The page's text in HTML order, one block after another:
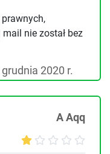
prawnych,
nie został bez
grudnia 2020 r.
A Aqq